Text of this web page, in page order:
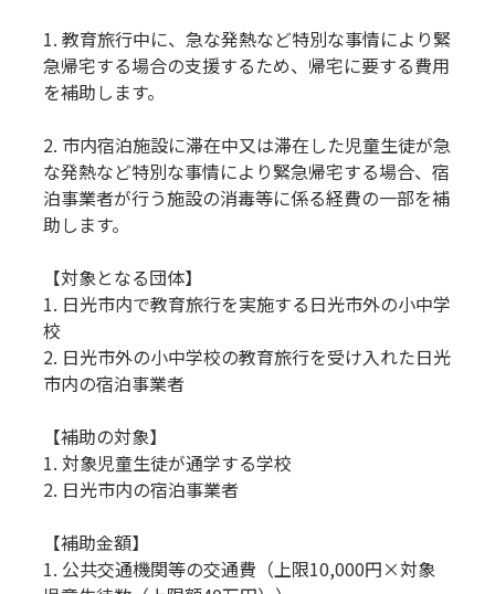
1. 教育旅行中に、急な発熱など特別な事情により緊
急帰宅する場合の支援するため、帰宅に要する費用
を補助します。
2. 市内宿泊施設に滞在中又は滞在した児童生徒が急
な発熱など特別な事情により緊急帰宅する場合、宿
泊事業者が行う施設の消毒等に係る経費の一部を補
助します。
【対象となる団体】
1. 日光市内で教育旅行を実施する日光市外の小中学
校
2. 日光市外の小中学校の教育旅行を受け入れた日光
市内の宿泊事業者
【補助の対象】
1. 対象児童生徒が通学する学校
2. 日光市内の宿泊事業者
【補助金額】
1. 公共交通機関等の交通費（上限10,000円×対象